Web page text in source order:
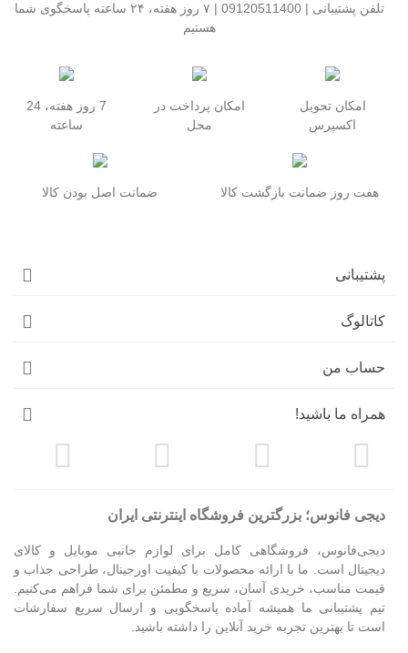
تلفن پشتیبانی | 09120511400 | ۷ روز هفته، ۲۴ ساعته پاسخگوی شما
هستیم
امکان تحویل
اکسپرس
امکان پرداخت در
محل
7 روز هفته، 24
ساعته
هفت روز ضمانت بازگشت کالا ضمانت اصل بودن کالا
پشتیبانی
کاتالوگ
حساب من
همراه ما باشید!
دیجی فانوس؛ بزرگترین فروشگاه اینترنتی ایران
دیجی‌فانوس، فروشگاهی کامل برای لوازم جانبی موبایل و کالای
دیجیتال است. ما با ارائه محصولات با کیفیت اورجینال، طراحی جذاب و
قیمت مناسب، خریدی آسان، سریع و مطمئن برای شما فراهم می‌کنیم.
تیم پشتیبانی ما همیشه آماده پاسخگویی و ارسال سریع سفارشات
است تا بهترین تجربه خرید آنلاین را داشته باشید.